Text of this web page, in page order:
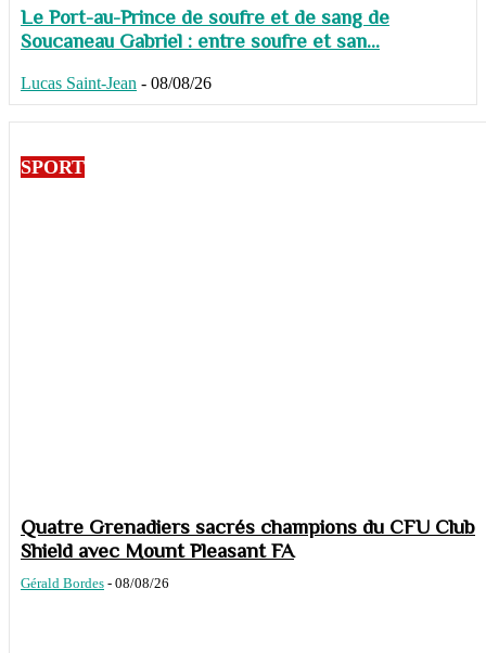
Le Port-au-Prince de soufre et de sang de
Soucaneau Gabriel : entre soufre et san...
Lucas Saint-Jean - 08/08/26
SPORT
Quatre Grenadiers sacrés champions du CFU Club
Shield avec Mount Pleasant FA
Gérald Bordes - 08/08/26